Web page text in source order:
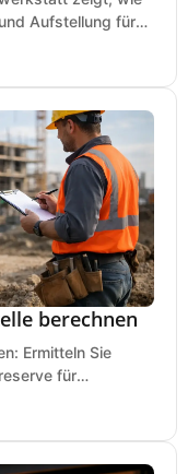
Aufstellung für
berechnen
Ermitteln Sie
für